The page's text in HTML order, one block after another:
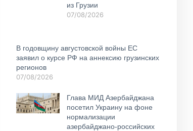
из Грузии
07/08/2026
В годовщину августовской войны ЕС
заявил о курсе РФ на аннексию грузинских
регионов
07/08/2026
Глава МИД Азербайджана
посетил Украину на фоне
нормализации
азербайджано-российских